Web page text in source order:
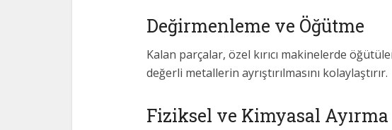
Değirmenleme ve Öğütme
Kalan parçalar, özel kırıcı makinelerde
değerli metallerin ayrıştırılmasını kolaylaştırır.
Fiziksel ve Kimyasal Ayırma